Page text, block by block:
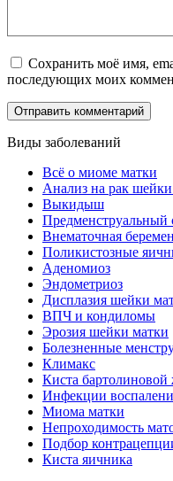
Сохранить моё имя,
последующих моих
Виды заболеваний
Всё о миоме матки
Анализ на рак
Выкидыш
Предменструальный
Внематочная
Поликистозные
Аденомиоз
Эндометриоз
Дисплазия шейки
ВПЧ и кондиломы
Эрозия шейки матки
Болезненные
Климакс
Киста бартолиновой
Инфекции
Миома матки
Непроходимость
Подбор
Киста яичника